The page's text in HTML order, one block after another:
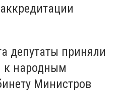
депутаты приняли
к народным
Министров